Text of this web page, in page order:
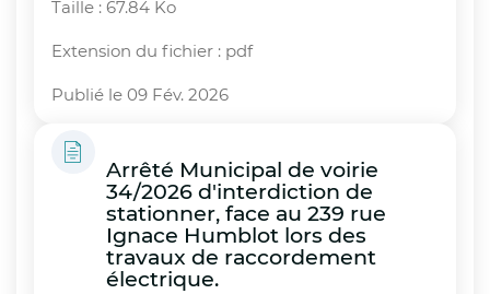
Taille : 67.84 Ko
Extension du fichier : pdf
Publié le 09 Fév. 2026
Arrêté Municipal de voirie
34/2026 d'interdiction de
stationner, face au 239 rue
Ignace Humblot lors des
travaux de raccordement
électrique.